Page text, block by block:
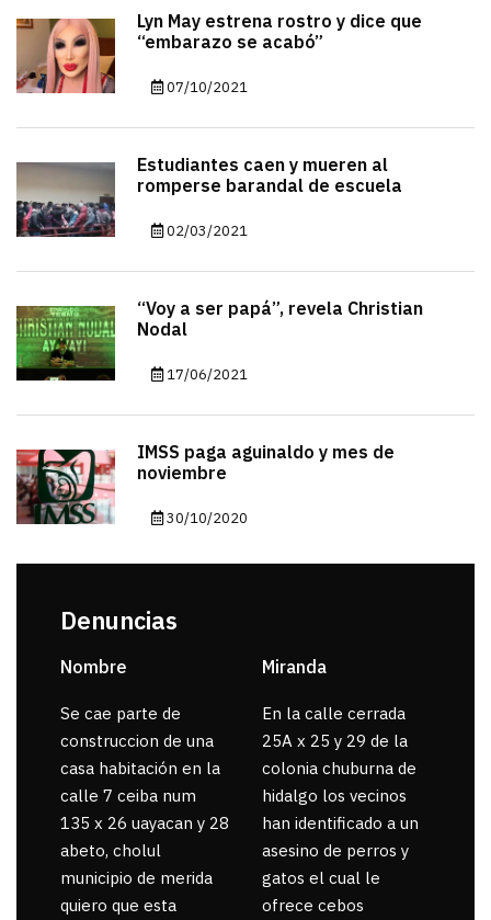
Lyn May estrena rostro y dice que
“embarazo se acabó”
07/10/2021
Estudiantes caen y mueren al
romperse barandal de escuela
02/03/2021
“Voy a ser papá”, revela Christian
Nodal
17/06/2021
IMSS paga aguinaldo y mes de
noviembre
30/10/2020
Denuncias
Nombre
Se cae parte de
construccion de una
casa habitación en la
calle 7 ceiba num
135 x 26 uayacan y 28
abeto, cholul
municipio de merida
quiero que esta
Miranda
En la calle cerrada
25A x 25 y 29 de la
colonia chuburna de
hidalgo los vecinos
han identificado a un
asesino de perros y
gatos el cual le
ofrece cebos